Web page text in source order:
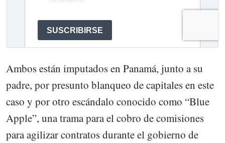
Ambos están imputados en Panamá, junto a su
padre, por presunto blanqueo de capitales en este
caso y por otro escándalo conocido como “Blue
Apple”, una trama para el cobro de comisiones
para agilizar contratos durante el gobierno de